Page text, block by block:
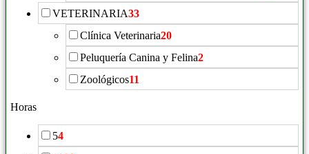
VETERINARIA33
Clínica Veterinaria20
Peluquería Canina y Felina2
Zoológicos11
Horas
54